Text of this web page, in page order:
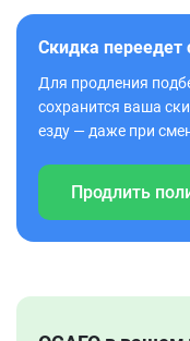
Скидка переедет
Для продления
сохранится ваша
езду — даже при
Продлить